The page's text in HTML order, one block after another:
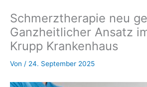
Schmerztherapie neu
Ganzheitlicher Ansatz
Krupp Krankenhaus
Von / 24. September 2025